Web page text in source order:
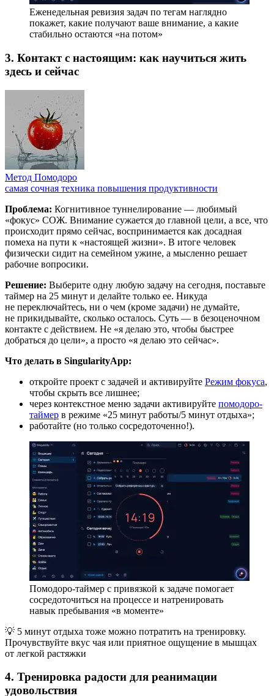
Еженедельная ревизия задач по тегам наглядно
покажет, какие получают ваше внимание, а какие
стабильно остаются «на потом»
3. Контакт с настоящим: как научиться жить
здесь и сейчас
Метод Помодоро
самая сочная техника повышения продуктивности
Проблема: Когнитивное туннелирование — любимый
«фокус» СОЖ. Внимание сужается до главной цели, а все, что
происходит прямо сейчас, воспринимается как досадная
помеха на пути к «настоящей жизни». В итоге человек
физически сидит на семейном ужине, а мысленно решает
рабочие вопросики.
Решение: Выберите одну любую задачу на сегодня, поставьте
таймер на 25 минут и делайте только ее. Никуда
не переключайтесь, ни о чем (кроме задачи) не думайте,
не прикидывайте, сколько осталось. Суть — в безоценочном
контакте с действием. Не «я делаю это, чтобы быстрее
добраться до цели», а просто «я делаю это сейчас».
Что делать в SingularityApp:
откройте проект с задачей и активируйте Режим фокуса,
чтобы скрыть все лишнее;
через контекстное меню задачи активируйте помодоро-
таймер в режиме «25 минут работы/5 минут отдыха»;
работайте (но только сосредоточенно!).
Помодоро-таймер с привязкой к задаче помогает
сосредоточиться на процессе и натренировать
навык пребывания «в моменте»
💡 5 минут отдыха тоже можно потратить на тренировку.
Прочувствуйте вкус чая или приятное ощущение в мышцах
от легкой растяжки
4. Тренировка радости для реанимации
удовольствия